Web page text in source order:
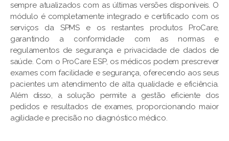
sempre atualizados com as últimas versões disponíveis. O
módulo é completamente integrado e certificado com os
serviços da SPMS e os restantes produtos ProCare,
garantindo a conformidade com as normas e
regulamentos de segurança e privacidade de dados de
saúde. Com o ProCare ESP, os médicos podem prescrever
exames com facilidade e segurança, oferecendo aos seus
pacientes um atendimento de alta qualidade e eficiência.
Além disso, a solução permite a gestão eficiente dos
pedidos e resultados de exames, proporcionando maior
agilidade e precisão no diagnóstico médico.